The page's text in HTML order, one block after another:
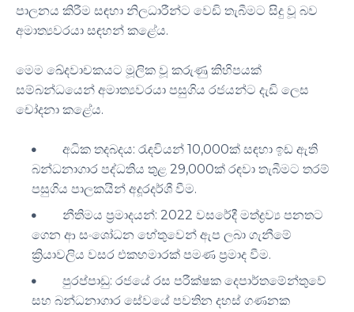
පාලනය කිරීම සඳහා නිලධාරීන්ට වෙඩි තැබීමට සිදු වූ බව
අමාත්‍යවරයා සඳහන් කළේය.
මෙම ඛේදවාචකයට මූලික වූ කරුණු කිහිපයක්
සම්බන්ධයෙන් අමාත්‍යවරයා පසුගිය රජයන්ට දැඩි ලෙස
චෝදනා කළේය.
අධික තදබදය: රැඳවියන් 10,000ක් සඳහා ඉඩ ඇති
බන්ධනාගාර පද්ධතිය තුළ 29,000ක් රඳවා තැබීමට තරම්
පසුගිය පාලකයින් අදූරදර්ශී වීම.
නීතිමය ප්‍රමාදයන්: 2022 වසරේදී මත්ද්‍රව්‍ය පනතට
ගෙන ආ සංශෝධන හේතුවෙන් ඇප ලබා ගැනීමේ
ක්‍රියාවලිය වසර එකහමාරක් පමණ ප්‍රමාද වීම.
පුරප්පාඩු: රජයේ රස පරීක්ෂක දෙපාර්තමේන්තුවේ
සහ බන්ධනාගාර සේවයේ පවතින දහස් ගණනක